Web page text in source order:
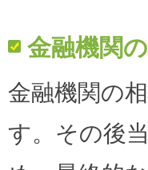
金融機関
金融機関の
す。その後